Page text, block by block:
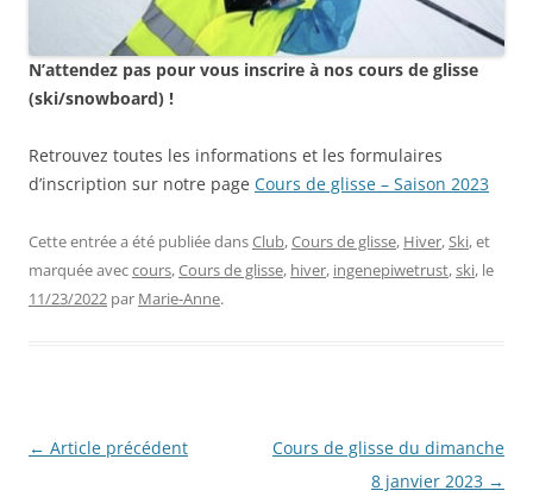
N’attendez pas pour vous inscrire à nos cours de glisse
(ski/snowboard) !
Retrouvez toutes les informations et les formulaires
d’inscription sur notre page Cours de glisse – Saison 2023
Cette entrée a été publiée dansClub,Cours de glisse, Hiver,Ski, et
marquée aveccours,Cours de glisse, hiver, ingenepiwetrust,ski, le
11/23/2022 par Marie-Anne.
Navigation
← Article précédent
Cours de glisse du dimanche
8 janvier 2023 →